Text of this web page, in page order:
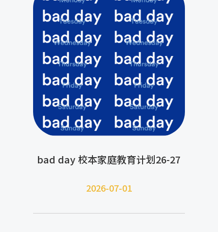
bad day 校本家庭教育计划26-27
2026-07-01